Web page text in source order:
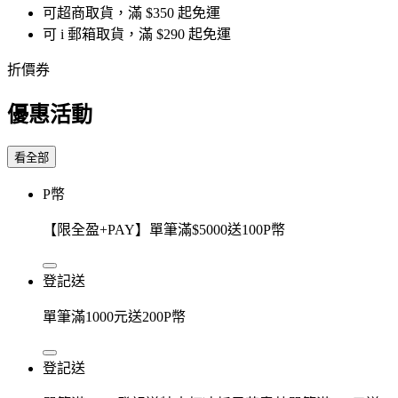
可超商取貨，滿 $350 起免運
可 i 郵箱取貨，滿 $290 起免運
折價券
優惠活動
看全部
P幣
【限全盈+PAY】單筆滿$5000送100P幣
登記送
單筆滿1000元送200P幣
登記送